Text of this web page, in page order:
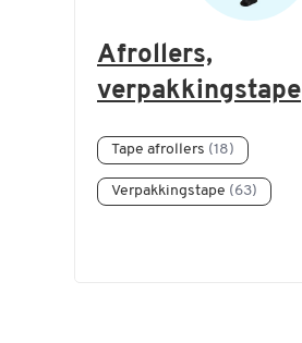
Afrollers,
verpakkingstape
Tape afrollers (18)
Verpakkingstape (63)